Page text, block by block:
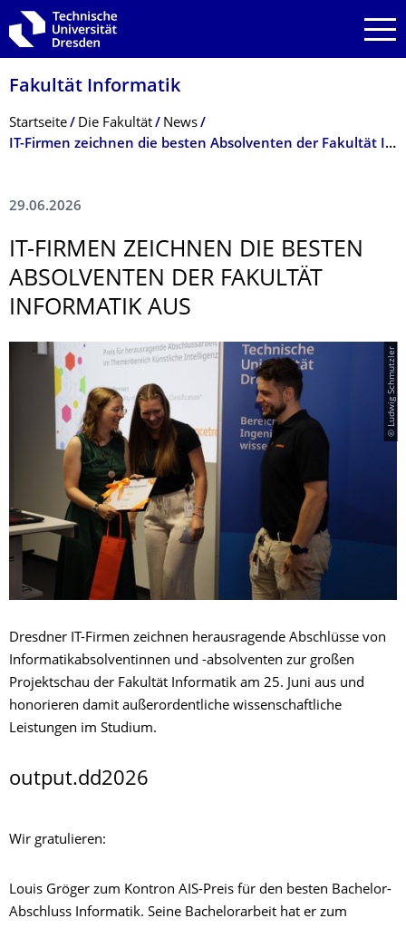
Zur Hauptnavigation springen
Zur Suche springen
Zum Inhalt springen
Fakultät Informatik
Breadcrumb-Menü
Startseite Die Fakultät
News
IT-Firmen zeichnen die besten Absolventen der Fakultät Informatik aus
29.06.2026
IT-FIRMEN ZEICHNEN DIE BESTEN
ABSOLVENTEN DER FAKULTÄT
INFORMATIK AUS
© Ludwig Schmutzler
Dresdner IT-Firmen zeichnen herausragende Abschlüsse von
Informatikabsolventinnen und -absolventen zur großen
Projektschau der Fakultät Informatik am 25. Juni aus und
honorieren damit außerordentliche wissenschaftliche
Leistungen im Studium.
output.dd2026
Wir gratulieren:
Louis Gröger zum Kontron AIS-Preis für den besten Bachelor-
Abschluss Informatik. Seine Bachelorarbeit hat er zum